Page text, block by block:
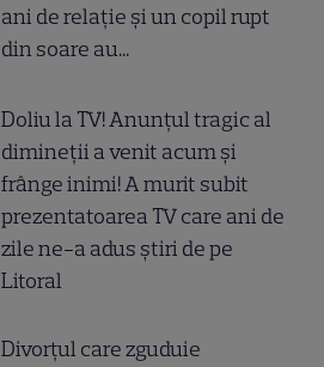
ani de relație și un copil rupt
din soare au...
Doliu la TV! Anunțul tragic al
dimineții a venit acum și
frânge inimi! A murit subit
prezentatoarea TV care ani de
zile ne-a adus știri de pe
Litoral
Divorțul care zguduie